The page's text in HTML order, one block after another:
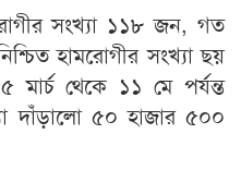
সংখ্যা ১১৮ জন, গত
হামরোগীর সংখ্যা ছয়
থেকে ১১ মে পর্যন্ত
দাঁড়ালো ৫০ হাজার ৫০০